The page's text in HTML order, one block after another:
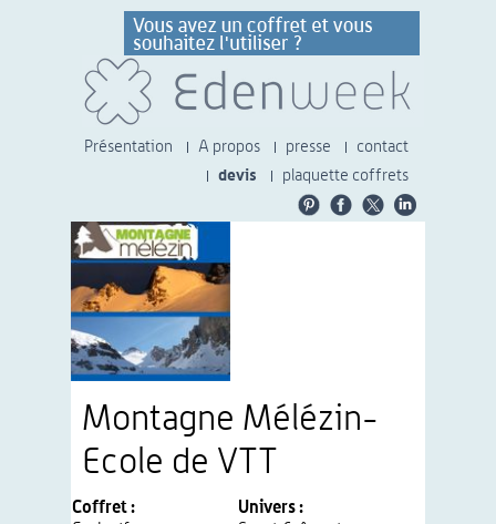
Présentation A propos presse
contact
devis
plaquette coffrets
Montagne Mélézin-
Ecole de VTT
Coffret :
Univers :